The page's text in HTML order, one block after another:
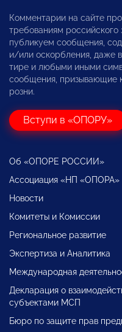
Комментарии на сайте
требованиям российского
публикуем сообщения,
и/или оскорбления, даже
тире и любыми иными
сообщения, призывающие
розни.
Вступи в «ОПОРУ»
Об «ОПОРЕ РОССИИ»
Ассоциация «НП «ОПОРА»
Новости
Комитеты и Комиссии
Региональное развитие
Экспертиза и Аналитика
Международная
Декларация о
субъектами МСП
Бюро по защите прав